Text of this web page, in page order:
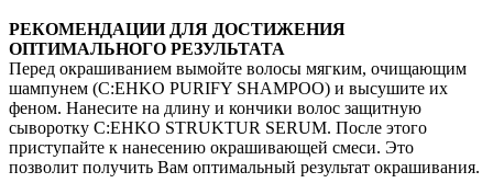
РЕКОМЕНДАЦИИ ДЛЯ ДОСТИЖЕНИЯ
ОПТИМАЛЬНОГО РЕЗУЛЬТАТА
Перед окрашиванием вымойте волосы мягким, очищающим
шампунем (C:EHKO PURIFY SHAMPOO) и высушите их
феном. Нанесите на длину и кончики волос защитную
сыворотку C:EHKO STRUKTUR SERUM. После этого
приступайте к нанесению окрашивающей смеси. Это
позволит получить Вам оптимальный результат окрашивания.